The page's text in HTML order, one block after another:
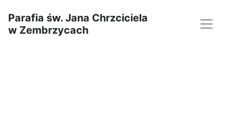
Parafia św. Jana Chrzciciela
w Zembrzycach